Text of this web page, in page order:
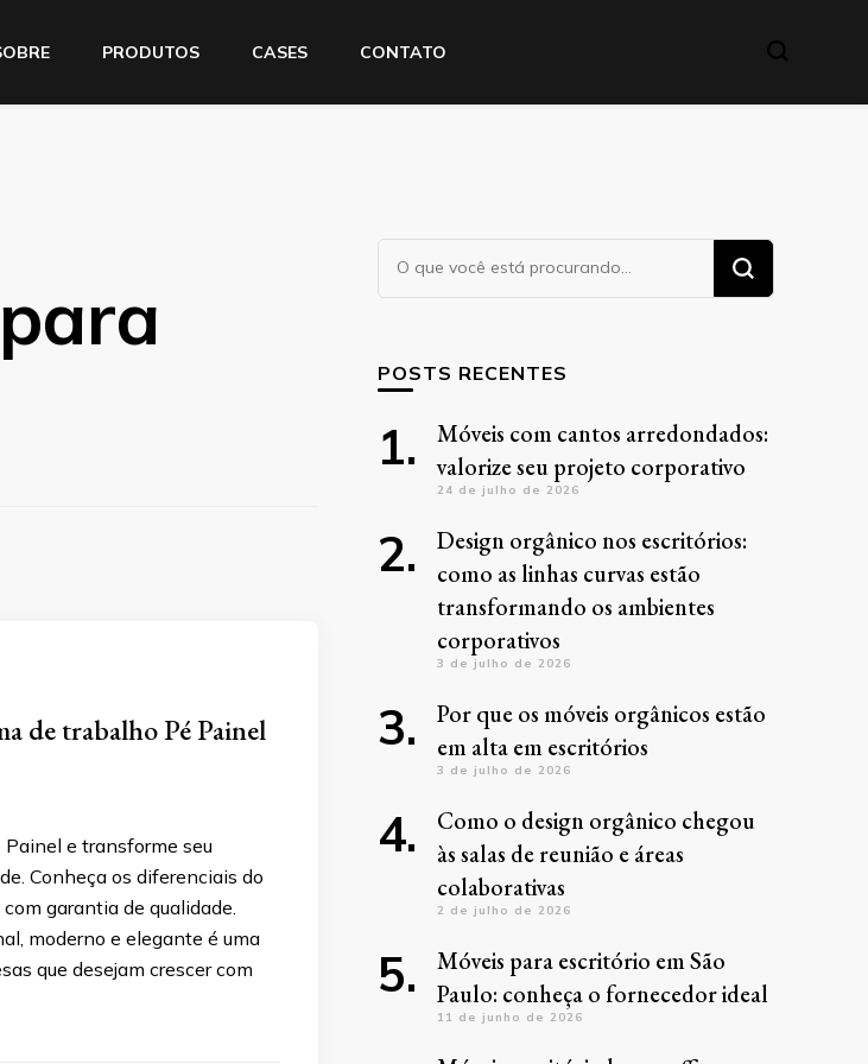
PRODUTOS CASES CONTATO
de trabalho Pé Painel
e transforme seu
Conheça os diferenciais do
garantia de qualidade.
moderno e elegante é uma
que desejam crescer com
Procurando
algo?
POSTS RECENTES
Móveis com cantos arredondados:
valorize seu projeto corporativo
24 de julho de 2026
Design orgânico nos escritórios:
como as linhas curvas estão
transformando os ambientes
corporativos
3 de julho de 2026
Por que os móveis orgânicos estão
em alta em escritórios
3 de julho de 2026
Como o design orgânico chegou
às salas de reunião e áreas
colaborativas
2 de julho de 2026
Móveis para escritório em São
Paulo: conheça o fornecedor ideal
11 de junho de 2026